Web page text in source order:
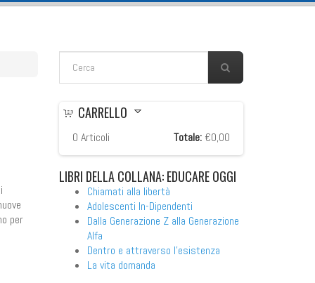
FORM DI RICERCA
per
CARRELLO
0 Articoli Totale: €0,00
LIBRI DELLA COLLANA: EDUCARE OGGI
Chiamati alla libertà
Adolescenti In-Dipendenti
Dalla Generazione Z alla Generazione
Alfa
Dentro e attraverso l'esistenza
La vita domanda